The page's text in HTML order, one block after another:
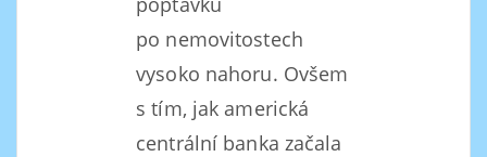
po nemovitostech
vysoko nahoru. Ovšem
s tím, jak americká
centrální banka začala